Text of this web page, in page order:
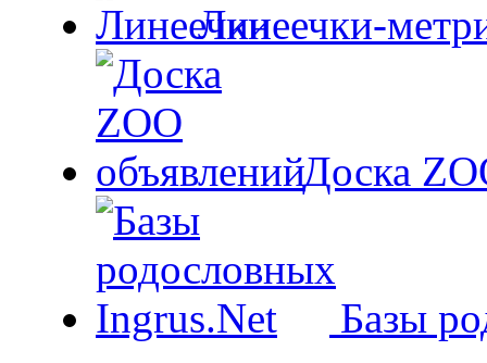
Линеечки-
Доска
Базы